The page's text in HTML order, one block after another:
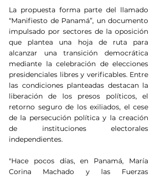
La propuesta forma parte del llamado
“Manifiesto de Panamá”, un documento
impulsado por sectores de la oposición
que plantea una hoja de ruta para
alcanzar una transición democrática
mediante la celebración de elecciones
presidenciales libres y verificables. Entre
las condiciones planteadas destacan la
liberación de los presos políticos, el
retorno seguro de los exiliados, el cese
de la persecución política y la creación
de instituciones electorales
independientes.
"Hace pocos días, en Panamá, María
Corina Machado y las Fuerzas